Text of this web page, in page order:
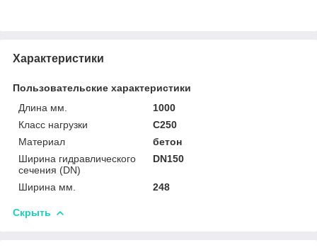
Характеристики
Пользовательские характеристики
Длина мм.
1000
Класс нагрузки
C250
Материал
бетон
Ширина гидравлического
сечения (DN)
DN150
Ширина мм. 248
Скрыть